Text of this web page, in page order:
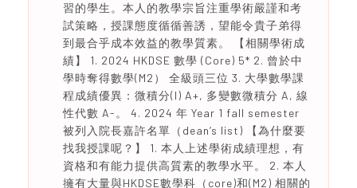
習的學生。本人的教學宗旨注重學術嚴謹和考
試策略，授課態度循循善誘，望能令貴子弟得
到最合乎成本效益的教學質素。 【相關學術成
績】 1. 2024 HKDSE 數學 (Core) 5* 2. 曾於中
學時奪得數學(M2） 全級頭三位 3. 大學數學課
程成績優異：微積分(I) A+, 多變數微積分 A, 線
性代數 A-。 4. 2024 年 Year 1 fall semester
被列入院長嘉許名單（dean’s list) 【為什麼要
找我授課呢？】 1. 本人上述學術成績理想，有
資格和有能力提供高質素的教學水平。 2. 本人
擁有大量與HKDSE數學科（core)和(M2) 相關的